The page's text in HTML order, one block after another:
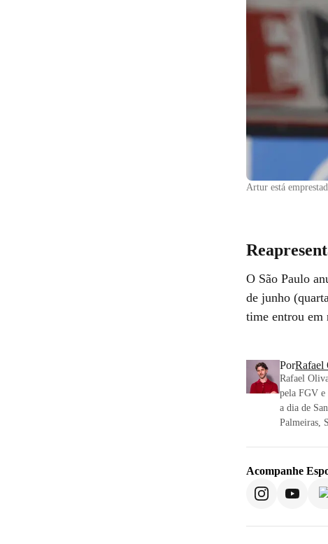
Artur está
O São Paulo
de junho
time entrou em
PorRafael
Rafael
pela FGV e
a dia de
Palmeiras,
Acompanhe